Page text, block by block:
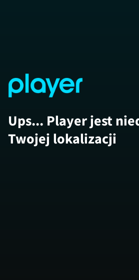
Ups... Player jest
Twojej lokalizacji